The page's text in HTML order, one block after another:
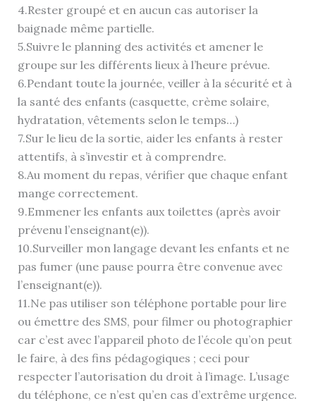
4.Rester groupé et en aucun cas autoriser la
baignade même partielle.
5.Suivre le planning des activités et amener le
groupe sur les différents lieux à l’heure prévue.
6.Pendant toute la journée, veiller à la sécurité et à
la santé des enfants (casquette, crème solaire,
hydratation, vêtements selon le temps…)
7.Sur le lieu de la sortie, aider les enfants à rester
attentifs, à s’investir et à comprendre.
8.Au moment du repas, vérifier que chaque enfant
mange correctement.
9.Emmener les enfants aux toilettes (après avoir
prévenu l’enseignant(e)).
10.Surveiller mon langage devant les enfants et ne
pas fumer (une pause pourra être convenue avec
l’enseignant(e)).
11.Ne pas utiliser son téléphone portable pour lire
ou émettre des SMS, pour filmer ou photographier
car c’est avec l’appareil photo de l’école qu’on peut
le faire, à des fins pédagogiques ; ceci pour
respecter l’autorisation du droit à l’image. L’usage
du téléphone, ce n’est qu’en cas d’extrême urgence.